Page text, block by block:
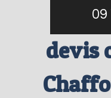
09
devis